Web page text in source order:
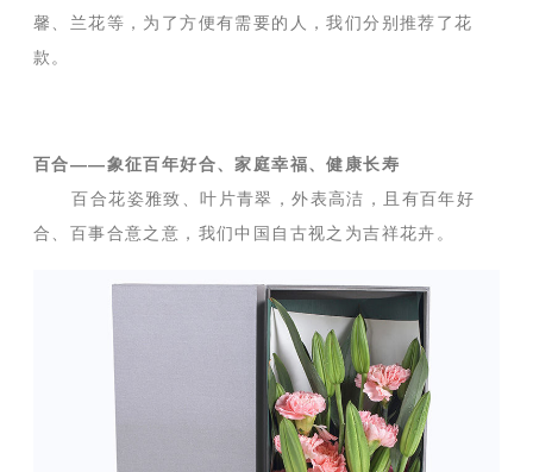
馨、兰花等，为了方便有需要的人，我们分别推荐了花
款。
百合——象征百年好合、家庭幸福、健康长寿
百合花姿雅致、叶片青翠，外表高洁，且有百年好
合、百事合意之意，我们中国自古视之为吉祥花卉。